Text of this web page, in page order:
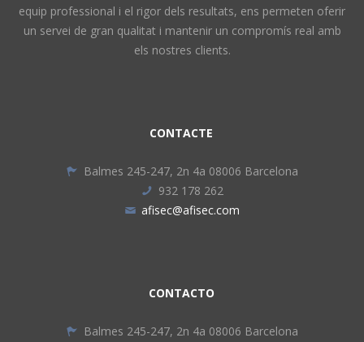
equip professional i el rigor dels resultats, ens permeten oferir
un servei de gran qualitat i mantenir un compromís real amb
els nostres clients.
CONTACTE
Balmes 245-247, 2n 4a 08006 Barcelona
932 178 262
afisec@afisec.com
CONTACTO
Balmes 245-247, 2n 4a 08006 Barcelona